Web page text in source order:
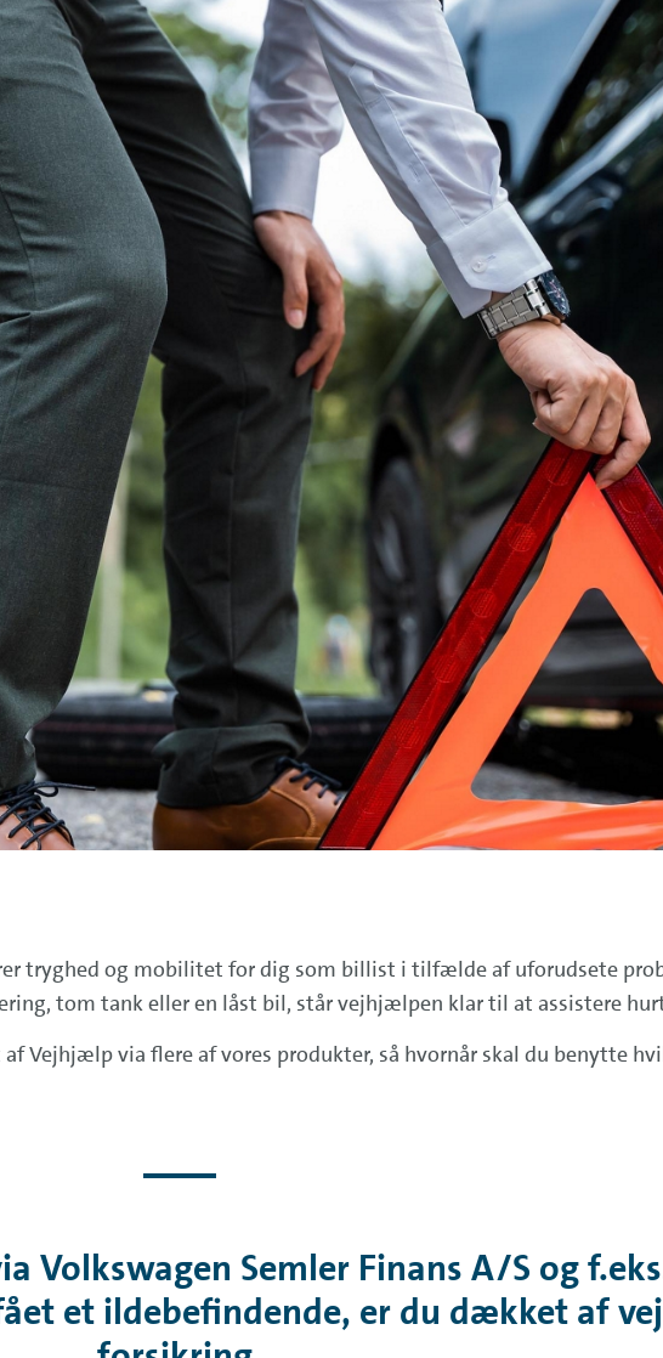
tryghed og mobilitet for dig som billist i tilfælde af uforudsete
tom tank eller en låst bil, står vejhjælpen klar til at assistere
Vejhjælp via flere af vores produkter, så hvornår skal du benytte
Volkswagen Semler Finans A/S og
et ildebefindende, er du dækket af